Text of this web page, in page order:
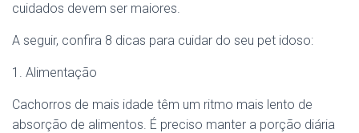
cuidados devem ser maiores.
A seguir, confira 8 dicas para cuidar do seu pet idoso:
1. Alimentação
Cachorros de mais idade têm um ritmo mais lento de
absorção de alimentos. É preciso manter a porção diária